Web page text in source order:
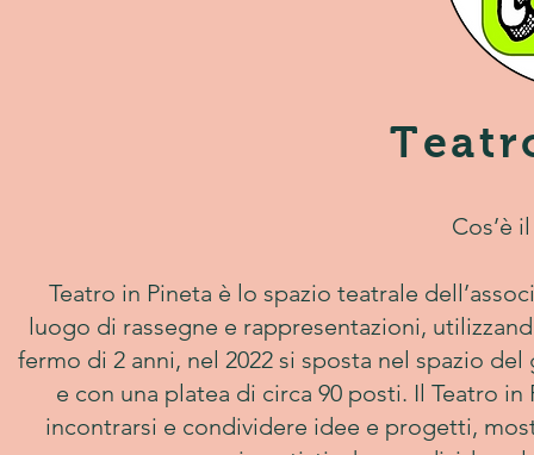
Cos’è
Teatro in Pineta è lo spazio teatrale
luogo di rassegne e rappresentazioni,
fermo di 2 anni, nel 2022 si sposta nel spazio
e con una platea di circa 90 posti. Il Teatro
incontrarsi e condividere idee e progetti,